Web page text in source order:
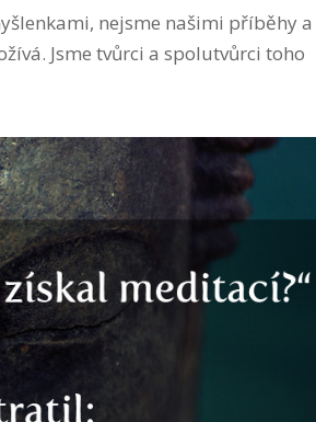
nejsme našimi příběhy a
Jsme tvůrci a spolutvůrci toho